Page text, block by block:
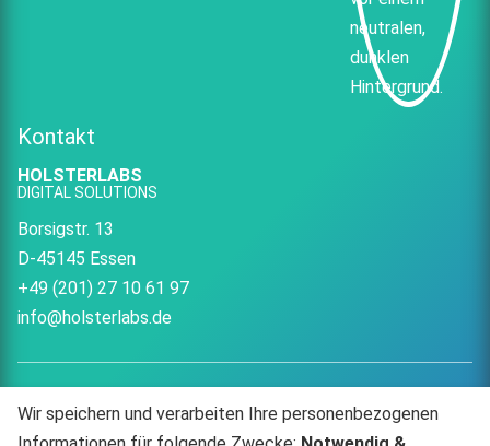
Kontakt
HOLSTERLABS
DIGITAL SOLUTIONS
Borsigstr. 13
D-45145 Essen
+49 (201) 27 10 61 97
info@holsterlabs.de
HOLSTERLABSHOLSTERLABS
Wir speichern und verarbeiten Ihre personenbezogenen